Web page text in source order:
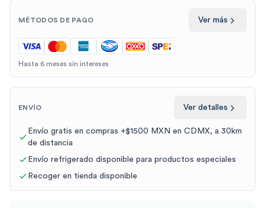
MÉTODOS DE PAGO Ver más
Hasta 6 meses sin intereses
ENVÍO Ver detalles
Envío gratis en compras +$1500 MXN en CDMX, a 30km
de distancia
Envío refrigerado disponible para productos especiales
Recoger en tienda disponible